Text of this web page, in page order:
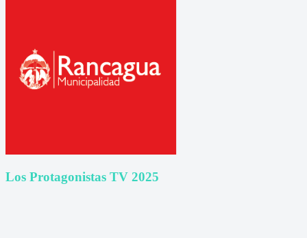
Los Protagonistas TV 2025